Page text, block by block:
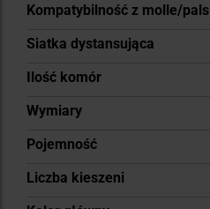
Kompatybilność z molle/pals
Siatka dystansująca
Ilość komór
Wymiary
Pojemność
Liczba kieszeni